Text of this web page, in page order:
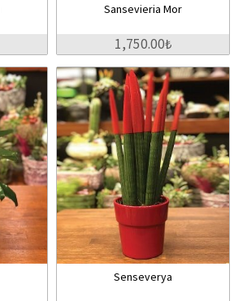
Sansevieria Mor
1,750.00₺
Senseverya